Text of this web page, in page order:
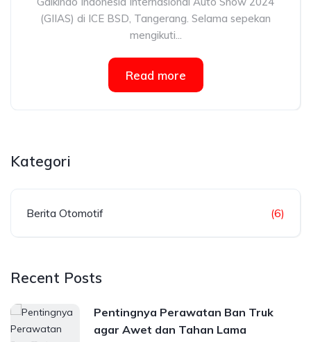
(GIIAS) di ICE BSD, Tangerang. Selama sepekan
mengikuti...
Read more
Kategori
Berita Otomotif (6)
Recent Posts
Pentingnya Perawatan Ban Truk
agar Awet dan Tahan Lama